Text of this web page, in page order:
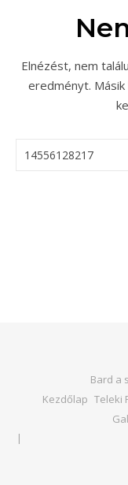
Elnézést, nem
eredményt.
Bard a
Kezdőlap Teleki